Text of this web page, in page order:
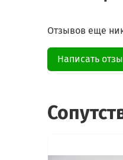
Отзывов еще
Написать